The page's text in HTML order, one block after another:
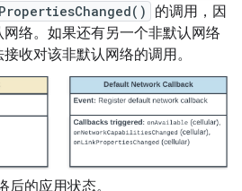
的调用，因
络。如果还有另一个非默认网络
收对该非默认网络的调用。
后的应用状态。